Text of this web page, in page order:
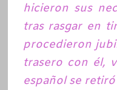
hicieron sus
tras rasgar en
procedieron
trasero con él,
español se